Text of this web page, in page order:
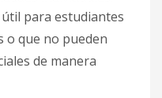
para estudiantes
o que no pueden
de manera